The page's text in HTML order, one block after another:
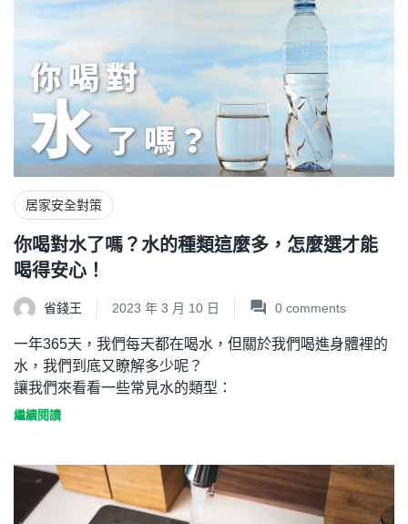
居家安全對策
你喝對水了嗎？水的種類這麼多，怎麼選才能
喝得安心！
省錢王 2023 年 3 月 10 日 0 comments
一年365天，我們每天都在喝水，但關於我們喝進身體裡的
水，我們到底又瞭解多少呢？
讓我們來看看一些常見水的類型：
繼續閱讀